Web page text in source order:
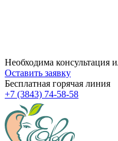
Необходима консультация
Оставить заявку
Бесплатная горячая линия
+7 (3843) 74-58-58